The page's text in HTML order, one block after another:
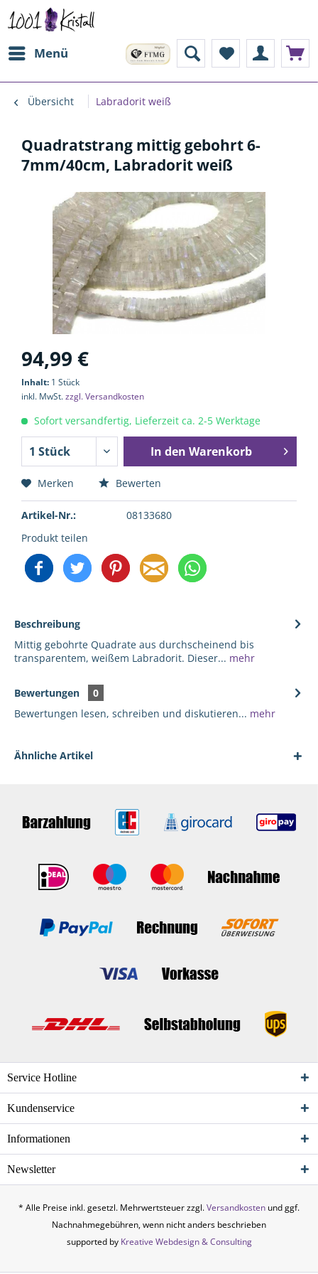
Menü
Übersicht Labradorit weiß
Quadratstrang mittig gebohrt 6-
7mm/40cm, Labradorit weiß
94,99 €
Inhalt: 1 Stück
inkl. MwSt.zzgl. Versandkosten
Sofort versandfertig, Lieferzeit ca. 2-5 Werktage
In den Warenkorb
Merken Bewerten
Artikel-Nr.:
08133680
Produkt teilen
Beschreibung
Mittig gebohrte Quadrate aus durchscheinend bis
transparentem, weißem Labradorit. Dieser... mehr
Bewertungen
0
Bewertungen lesen, schreiben und diskutieren... mehr
Ähnliche Artikel
Service Hotline
Kundenservice
Informationen
Newsletter
* Alle Preise inkl. gesetzl. Mehrwertsteuer zzgl.Versandkosten und ggf.
Nachnahmegebühren, wenn nicht anders beschrieben
supported by Kreative Webdesign & Consulting